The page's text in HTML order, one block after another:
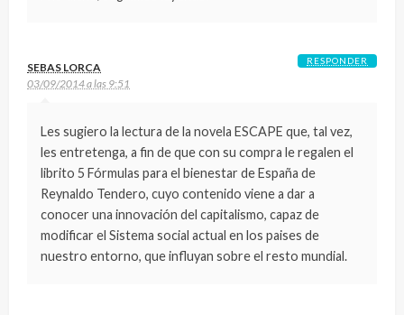
SEBAS LORCA
03/09/2014 a las 9:51
Les sugiero la lectura de la novela ESCAPE que, tal vez,
les entretenga, a fin de que con su compra le regalen el
librito 5 Fórmulas para el bienestar de España de
Reynaldo Tendero, cuyo contenido viene a dar a
conocer una innovación del capitalismo, capaz de
modificar el Sistema social actual en los paises de
nuestro entorno, que influyan sobre el resto mundial.
RESPONDER